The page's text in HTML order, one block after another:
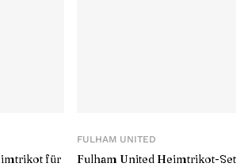
für
FULHAM UNITED
Fulham United Heimtrikot-Set